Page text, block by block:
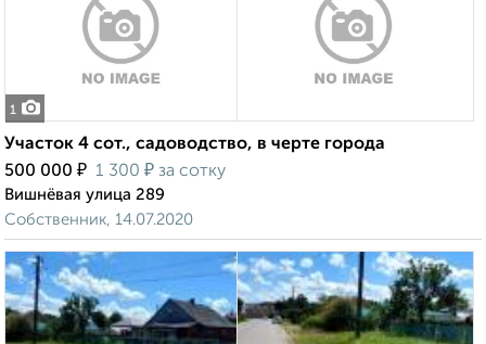
1
Участок 4 сот., садоводство, в черте города
500 000 ₽ 1 300 ₽ за сотку
Вишнёвая улица 289
Собственник, 14.07.2020